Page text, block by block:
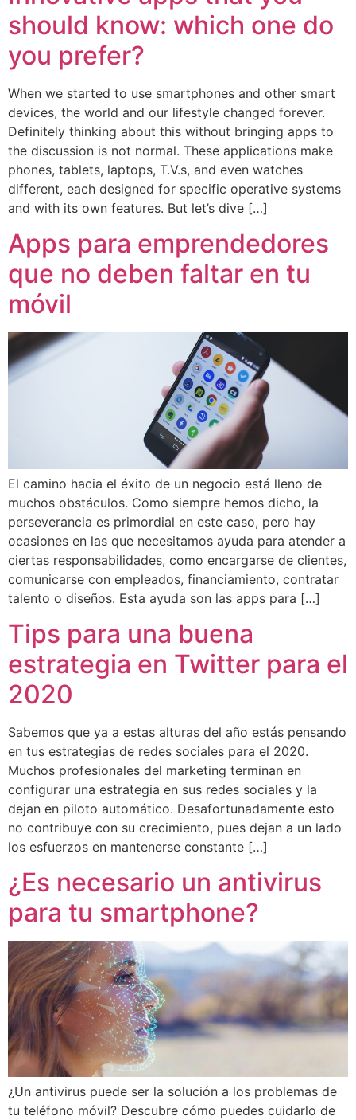
should know: which one do
you prefer?
When we started to use smartphones and other smart
devices, the world and our lifestyle changed forever.
Definitely thinking about this without bringing apps to
the discussion is not normal. These applications make
phones, tablets, laptops, T.V.s, and even watches
different, each designed for specific operative systems
and with its own features. But let’s dive […]
Apps para emprendedores
que no deben faltar en tu
móvil
El camino hacia el éxito de un negocio está lleno de
muchos obstáculos. Como siempre hemos dicho, la
perseverancia es primordial en este caso, pero hay
ocasiones en las que necesitamos ayuda para atender a
ciertas responsabilidades, como encargarse de clientes,
comunicarse con empleados, financiamiento, contratar
talento o diseños. Esta ayuda son las apps para […]
Tips para una buena
estrategia en Twitter para el
2020
Sabemos que ya a estas alturas del año estás pensando
en tus estrategias de redes sociales para el 2020.
Muchos profesionales del marketing terminan en
configurar una estrategia en sus redes sociales y la
dejan en piloto automático. Desafortunadamente esto
no contribuye con su crecimiento, pues dejan a un lado
los esfuerzos en mantenerse constante […]
¿Es necesario un antivirus
para tu smartphone?
¿Un antivirus puede ser la solución a los problemas de
tu teléfono móvil? Descubre cómo puedes cuidarlo de